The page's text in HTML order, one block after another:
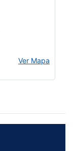
Ver Mapa